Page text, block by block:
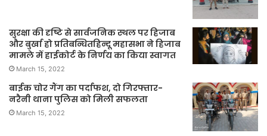
सुरक्षा की दृष्टि से सार्वजनिक स्थल पर हिजाब
और बुर्खा हो प्रतिबन्धितहिन्दू महासभा ने हिजाब
मामले में हाईकोर्ट के निर्णय का किया स्वागत
March 15, 2022
बाईक चोर गैंग का पर्दाफश, दो गिरफ्तार-
नरैनी थाना पुलिस को मिली सफलता
March 15, 2022